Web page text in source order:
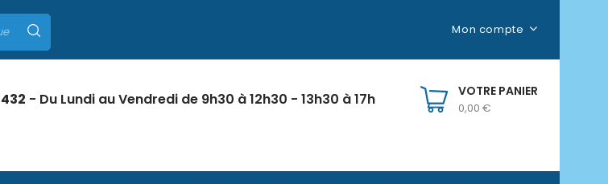
Mon compte
VOTRE PANIER
0,00 €
- Du Lundi au Vendredi de 9h30 à 12h30 - 13h30 à 17h